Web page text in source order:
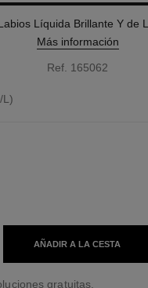
Líquida Brillante Y de
Más información
Ref. 165062
L)
AÑADIR A LA CESTA
gratuitas.